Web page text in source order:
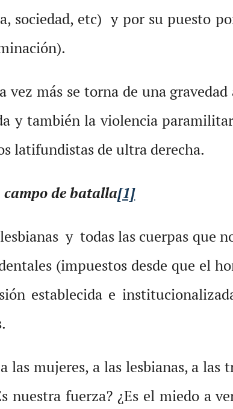
sociedad, etc) y por su puesto
vez más se torna de una
y también la violencia
latifundistas de ultra derecha.
campo de batalla[1]
y todas las cuerpas que
(impuestos desde que el
establecida e
las mujeres, a las lesbianas, a
nuestra fuerza? ¿Es el miedo a